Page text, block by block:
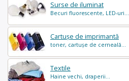
Surse de iluminat
Becuri fluorescente, LED-uri...
Cartușe de imprimantă
toner, cartușe de cerneală...
Textile
Haine vechi, draperii...